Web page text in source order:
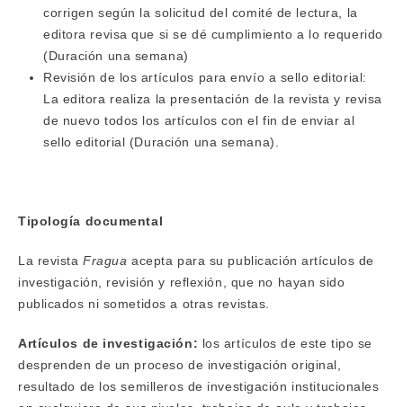
corrigen según la solicitud del comité de lectura, la
editora revisa que si se dé cumplimiento a lo requerido
(Duración una semana)
Revisión de los artículos para envío a sello editorial:
La editora realiza la presentación de la revista y revisa
de nuevo todos los artículos con el fin de enviar al
sello editorial (Duración una semana).
Tipología documental
La revistaFragua acepta para su publicación artículos de
investigación, revisión y reflexión, que no hayan sido
publicados ni sometidos a otras revistas.
Artículos de investigación: los artículos de este tipo se
desprenden de un proceso de investigación original,
resultado de los semilleros de investigación institucionales